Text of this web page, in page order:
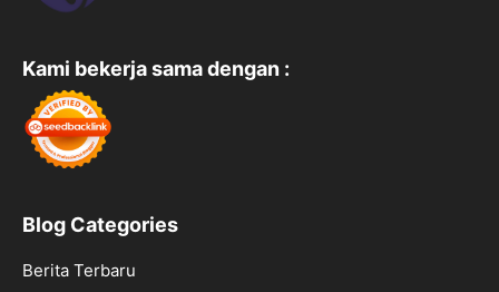
Kami bekerja sama dengan :
Blog Categories
Berita Terbaru